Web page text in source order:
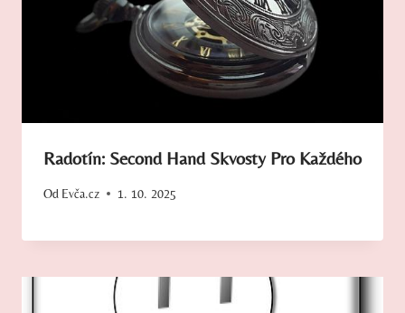
Radotín: Second Hand Skvosty Pro Každého
Od Evča.cz 1. 10. 2025